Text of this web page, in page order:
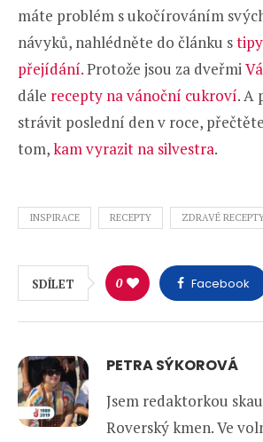
máte problém s ukočírováním
návyků, nahlédněte do článku s
přejídání.Protože jsou za dveřmi
dále recepty na vánoční cukroví. A
strávit poslední den v roce,
tom,kam vyrazit na silvestra.
INSPIRACE RECEPTY ZDRAVÉ
SDÍLET 0 Facebook
PETRA SÝKOROVÁ
Jsem redaktorkou
Roverský kmen. Ve